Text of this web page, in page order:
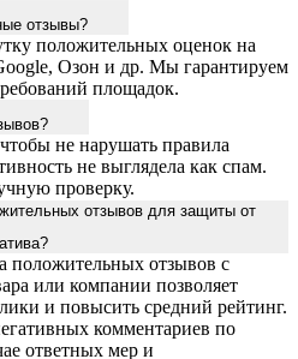
отзывы?
положительных оценок на
Озон и др. Мы гарантируем
площадок.
не нарушать правила
не выглядела как спам.
проверку.
отзывов для защиты от
положительных отзывов с
или компании позволяет
и повысить средний рейтинг.
комментариев по
ответных мер и